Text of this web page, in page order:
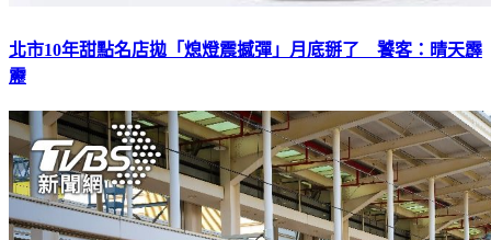
北市10年甜點名店拋「熄燈震撼彈」月底掰了 饕客：晴天霹
靂